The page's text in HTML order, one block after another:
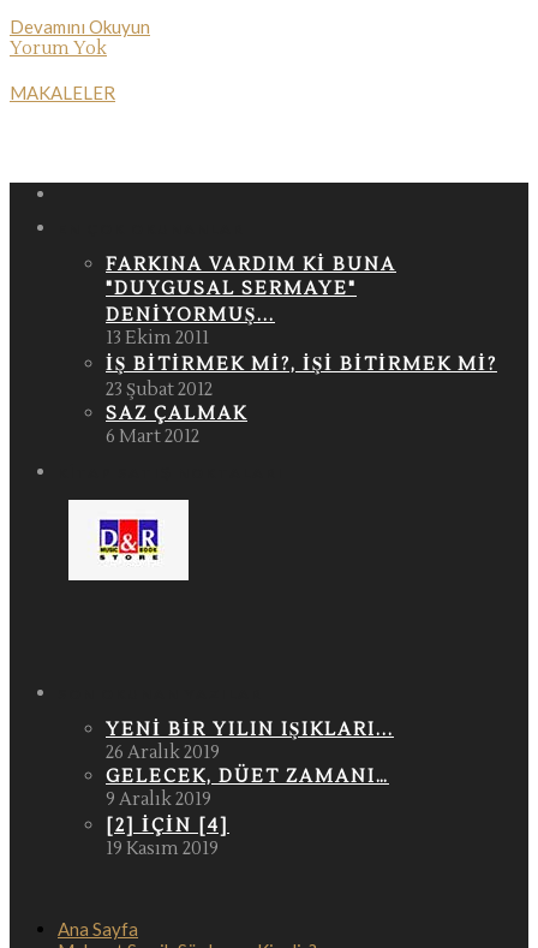
Devamını Okuyun
Yorum Yok
MAKALELER
FARKINA VARDIM KI BUNA
"DUYGUSAL SERMAYE"
DENIYORMUŞ...
13 Ekim 2011
İŞ BITIRMEK MI?, İŞI BITIRMEK MI?
23 Şubat 2012
SAZ ÇALMAK
6 Mart 2012
YENI BIR YILIN IŞIKLARI...
26 Aralık 2019
GELECEK, DÜET ZAMANI…
9 Aralık 2019
[2] IÇIN [4]
19 Kasım 2019
Ana Sayfa